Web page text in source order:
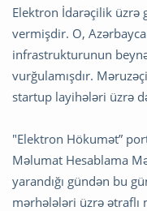
Elektron İdarəçilik üzrə
vermişdir. O,
infrastrukturunun
vurğulamışdır.
startup layihələri üzrə
"Elektron Hökumət”
Məlumat Hesablama
yarandığı gündən bu
mərhələləri üzrə